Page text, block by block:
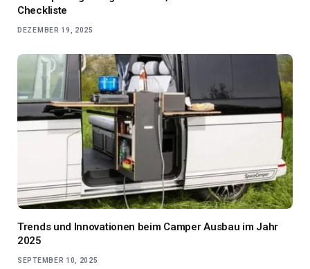
Checkliste
DEZEMBER 19, 2025
Trends und Innovationen beim Camper Ausbau im Jahr
2025
SEPTEMBER 10, 2025